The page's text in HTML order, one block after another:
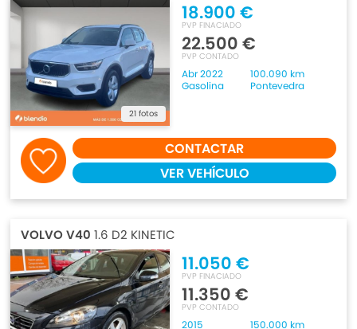
21 fotos
18.900 €
PVP FINACIADO
22.500 €
PVP CONTADO
Abr 2022
100.090 km
Gasolina
Pontevedra
CONTACTAR
VER VEHÍCULO
VOLVO V40 1.6 D2 KINETIC
11.050 €
PVP FINACIADO
11.350 €
PVP CONTADO
2015
150.000 km